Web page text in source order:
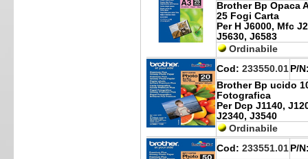
Brother Bp Opaca
25 Fogi Carta
Per H J6000, Mfc
J5630, J6583
Ordinabile
Cod: 233550.01 P/
Brother Bp ucido
Fotografica
Per Dcp J1140,
J2340, J3540
Ordinabile
Cod: 233551.01 P/